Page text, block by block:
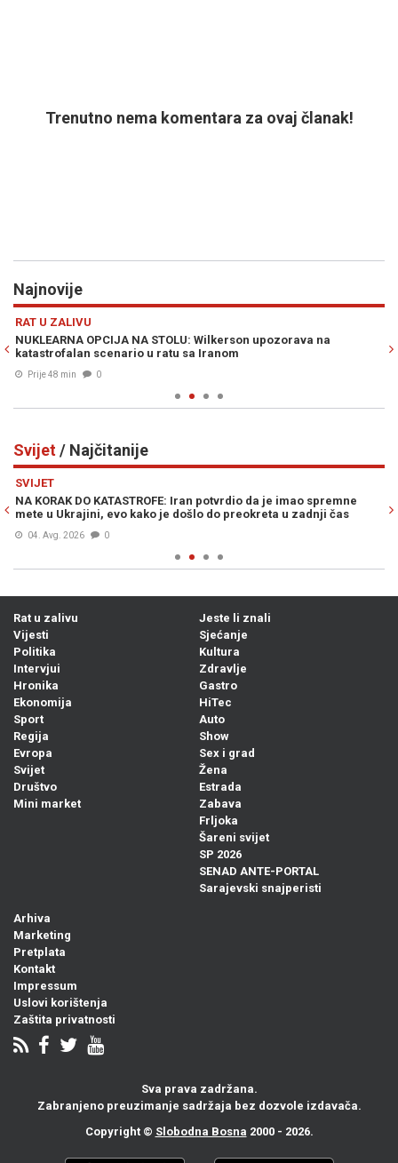
Trenutno nema komentara za ovaj članak!
Najnovije
RAT U ZALIVU
NUKLEARNA OPCIJA NA STOLU: Wilkerson upozorava na
katastrofalan scenario u ratu sa Iranom
Prije 48 min 0
Svijet/ Najčitanije
SVIJET
NA KORAK DO KATASTROFE: Iran potvrdio da je imao spremne
mete u Ukrajini, evo kako je došlo do preokreta u zadnji čas
04. Avg. 2026 0
Rat u zalivu
Vijesti
Politika
Intervjui
Hronika
Ekonomija
Sport
Regija
Evropa
Svijet
Društvo
Mini market
Jeste li znali
Sjećanje
Kultura
Zdravlje
Gastro
HiTec
Auto
Show
Sex i grad
Žena
Estrada
Zabava
Frljoka
Šareni svijet
SP 2026
SENAD ANTE-PORTAL
Sarajevski snajperisti
Arhiva
Marketing
Pretplata
Kontakt
Impressum
Uslovi korištenja
Zaštita privatnosti
Sva prava zadržana.
Zabranjeno preuzimanje sadržaja bez dozvole izdavača.
Copyright © Slobodna Bosna 2000 - 2026.